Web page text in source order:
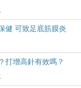
健 可致足底筋膜炎
打增高針有效嗎？